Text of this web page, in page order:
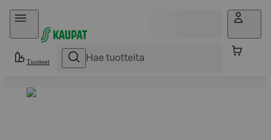
Hyppää sisältöön
Tuotteet